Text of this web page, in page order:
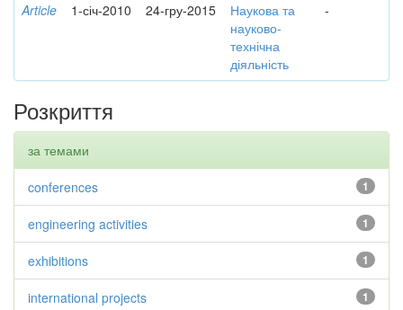
Article 1-січ-2010 24-гру-2015
Наукова та
науково-
технічна
діяльність
-
Розкриття
за темами
1
conferences
1
engineering activities
1
exhibitions
1
international projects